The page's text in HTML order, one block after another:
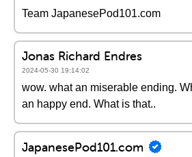
Team JapanesePod101.com
Jonas Richard Endres
2024-05-30 19:14:02
wow. what an miserable ending.
an happy end. What is that..
JapanesePod101.com